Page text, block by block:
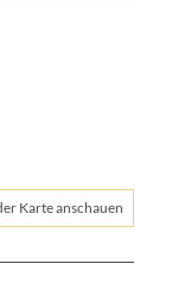
Karte anschauen